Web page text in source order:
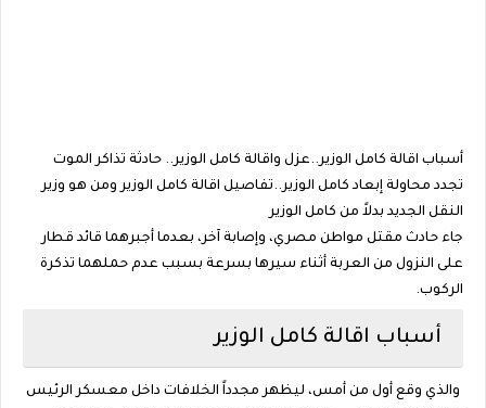
أسباب اقالة كامل الوزير..عزل واقالة كامل الوزير.. حادثة تذاكر الموت
تجدد محاولة إبعاد كامل الوزير..تفاصيل اقالة كامل الوزير ومن هو وزير
النقل الجديد بدلاً من كامل الوزير
جاء حادث مقتل مواطن مصري، وإصابة آخر، بعدما أجبرهما قائد قطار
على النزول من العربة أثناء سيرها بسرعة بسبب عدم حملهما تذكرة
الركوب.
أسباب اقالة كامل الوزير
والذي وقع أول من أمس، ليظهر مجدداً الخلافات داخل معسكر الرئيس